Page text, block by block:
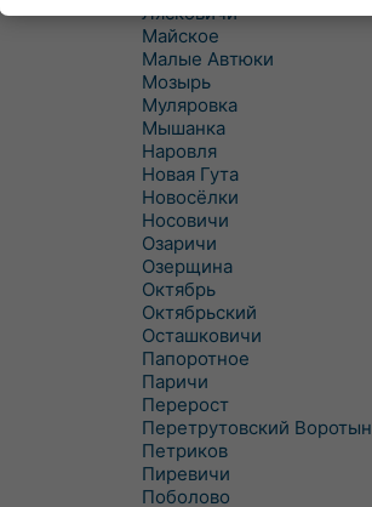
Лясковичи
Майское
Малые Автюки
Мозырь
Муляровка
Мышанка
Наровля
Новая Гута
Новосёлки
Носовичи
Озаричи
Озерщина
Октябрь
Октябрьский
Осташковичи
Папоротное
Паричи
Перерост
Перетрутовский Воротын
Петриков
Пиревичи
Поболово